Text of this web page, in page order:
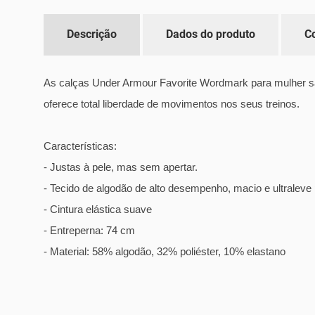
Descrição Dados do produto
As calças Under Armour Favorite Wordmark para mulher
oferece total liberdade de movimentos nos seus treinos.
Características:
- Justas à pele, mas sem apertar.
- Tecido de algodão de alto desempenho, macio e
- Cintura elástica suave
- Entreperna: 74 cm
- Material: 58% algodão, 32% poliéster, 10% elastano